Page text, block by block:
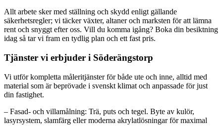
Allt arbete sker med ställning och skydd enligt gällande
säkerhetsregler; vi täcker växter, altaner och marksten för att lämna
rent och snyggt efter oss. Vill du komma igång? Boka din besiktning
idag så tar vi fram en tydlig plan och ett fast pris.
Tjänster vi erbjuder i Söderängstorp
Vi utför kompletta måleritjänster för både ute och inne, alltid med
material som är beprövade i svenskt klimat och anpassade för just
din fastighet.
– Fasad- och villamålning: Trä, puts och tegel. Byte av kulör,
lasyrsystem, slamfärg eller moderna akrylatlösningar för maximal